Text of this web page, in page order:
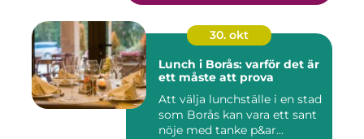
30. okt
Lunch i Borås: varför det är
ett måste att prova
Att välja lunchställe i en stad
som Borås kan vara ett sant
nöje med tanke p&ar...